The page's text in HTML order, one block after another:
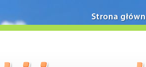
Strona główna